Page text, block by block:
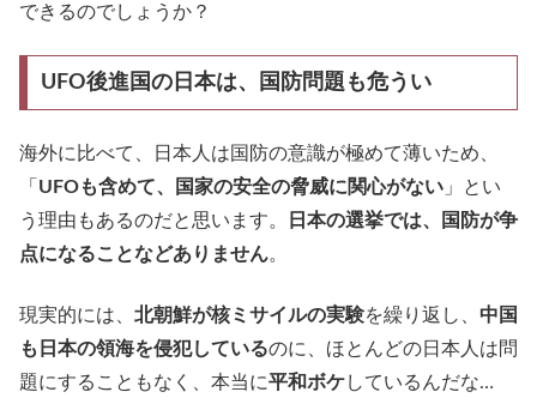
できるのでしょうか？
UFO後進国の日本は、国防問題も危うい
海外に比べて、日本人は国防の意識が極めて薄いため、
「 UFOも含めて、国家の安全の脅威に関心がない 」とい
う理由もあるのだと思います。
日本の選挙では、国防が争
点になることなどありません。
現実的には、 北朝鮮が核ミサイルの実験を繰り返し、 中国
も日本の領海を侵犯しているのに、ほとんどの日本人は問
題にすることもなく、本当に平和ボケしているんだな…